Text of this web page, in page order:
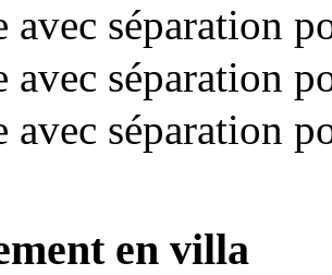
avec séparation
avec séparation
avec séparation
en villa